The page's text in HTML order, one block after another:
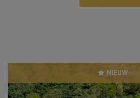
NIEUW